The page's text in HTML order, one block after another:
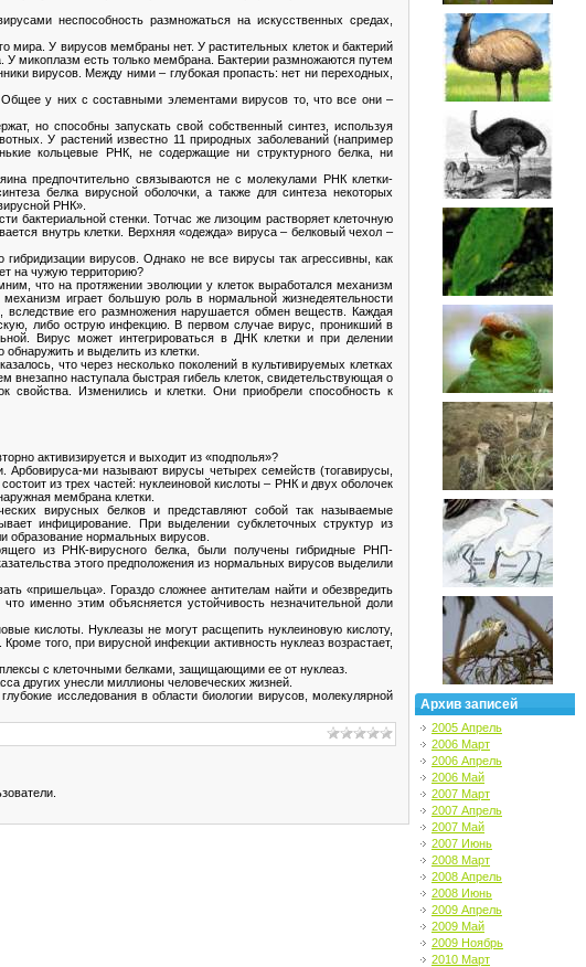
неспособность размножаться на искусственных средах,
мира. У вирусов мембраны нет. У растительных клеток и бактерий
У микоплазм есть только мембрана. Бактерии размножаются путем
вирусов. Между ними – глубокая пропасть: нет ни переходных,
у них с составными элементами вирусов то, что все они –
но способны запускать свой собственный синтез, используя
У растений известно 11 природных заболеваний (например
кольцевые РНК, не содержащие ни структурного белка, ни
предпочтительно связываются не с молекулами РНК клетки-
белка вирусной оболочки, а также для синтеза некоторых
РНК».
бактериальной стенки. Тотчас же лизоцим растворяет клеточную
внутрь клетки. Верхняя «одежда» вируса – белковый чехол –
вирусов. Однако не все вирусы так агрессивны, как
на чужую территорию?
что на протяжении эволюции у клеток выработался механизм
играет большую роль в нормальной жизнедеятельности
его размножения нарушается обмен веществ. Каждая
либо острую инфекцию. В первом случае вирус, проникший в
Вирус может интегрироваться в ДНК клетки и при делении
и выделить из клетки.
что через несколько поколений в культивируемых клетках
внезапно наступала быстрая гибель клеток, свидетельствующая о
свойства. Изменились и клетки. Они приобрели способность к
активизируется и выходит из «подполья»?
Арбовируса-ми называют вирусы четырех семейств (тогавирусы,
из трех частей: нуклеиновой кислоты – РНК и двух оболочек
мембрана клетки.
вирусных белков и представляют собой так называемые
инфицирование. При выделении субклеточных структур из
образование нормальных вирусов.
из РНК-вирусного белка, были получены гибридные РНП-
этого предположения из нормальных вирусов выделили
«пришельца». Гораздо сложнее антителам найти и обезвредить
именно этим объясняется устойчивость незначительной доли
кислоты. Нуклеазы не могут расщепить нуклеиновую кислоту,
того, при вирусной инфекции активность нуклеаз возрастает,
с клеточными белками, защищающими ее от нуклеаз.
других унесли миллионы человеческих жизней.
исследования в области биологии вирусов, молекулярной
Архив записей
2005 Апрель
2006 Март
2006 Апрель
2006 Май
2007 Март
2007 Апрель
2007 Май
2007 Июнь
2008 Март
2008 Апрель
2008 Июнь
2009 Апрель
2009 Май
2009 Ноябрь
2010 Март